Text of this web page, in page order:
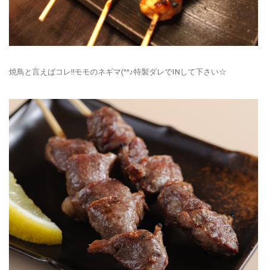
焼鳥と言えばコレ!!モモのネギマ(^^♪特製ダレでINして下さい☆